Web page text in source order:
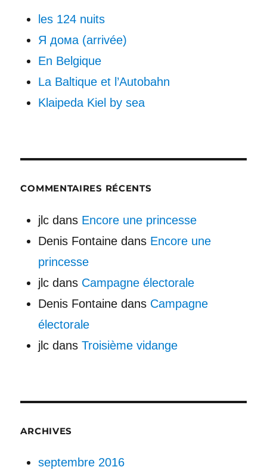
les 124 nuits
Я дома (arrivée)
En Belgique
La Baltique et l’Autobahn
Klaipeda Kiel by sea
COMMENTAIRES RÉCENTS
jlc dans Encore une princesse
Denis Fontaine dans Encore une
princesse
jlc dans Campagne électorale
Denis Fontaine dans Campagne
électorale
jlc dans Troisième vidange
ARCHIVES
septembre 2016